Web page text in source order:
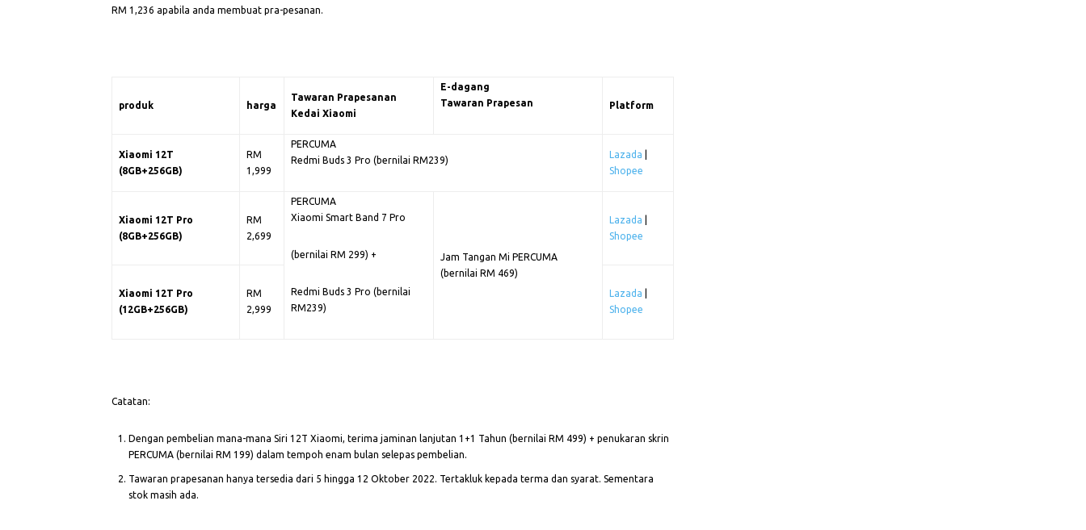
RM 1,236 apabila anda membuat pra-pesanan.
produk harga
Tawaran Prapesanan
Kedai Xiaomi
E-dagang
Tawaran Prapesan
Platform
Xiaomi 12T
(8GB+256GB)
RM
1,999
PERCUMA
Redmi Buds 3 Pro (bernilai RM239)
Lazada
Shopee
Xiaomi 12T Pro
(8GB+256GB)
RM
2,699
PERCUMA
Xiaomi Smart Band 7 Pro
(bernilai RM 299) +
Redmi Buds 3 Pro (bernilai
RM239)
Jam Tangan Mi PERCUMA
(bernilai RM 469)
Lazada
Shopee
Xiaomi 12T Pro
(12GB+256GB)
RM
2,999
Lazada
Shopee
Catatan:
Dengan pembelian mana-mana Siri 12T Xiaomi, terima jaminan lanjutan 1+1 Tahun (bernilai RM 499) + penukaran skrin
PERCUMA (bernilai RM 199) dalam tempoh enam bulan selepas pembelian.
Tawaran prapesanan hanya tersedia dari 5 hingga 12 Oktober 2022. Tertakluk kepada terma dan syarat. Sementara
stok masih ada.